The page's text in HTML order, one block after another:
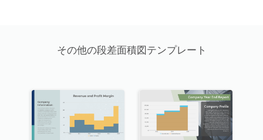
その他の段差面積図テンプレート